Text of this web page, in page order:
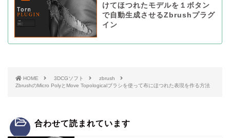
けてほつれたモデルを１ボタン
で自動生成させるZbrushプラグ
イン
HOME 3DCGソフト
zbrush
ZbrushのMicro PolyとMove Topologicalブラシを使って布にほつれた表現を作る方法
合わせて読まれています